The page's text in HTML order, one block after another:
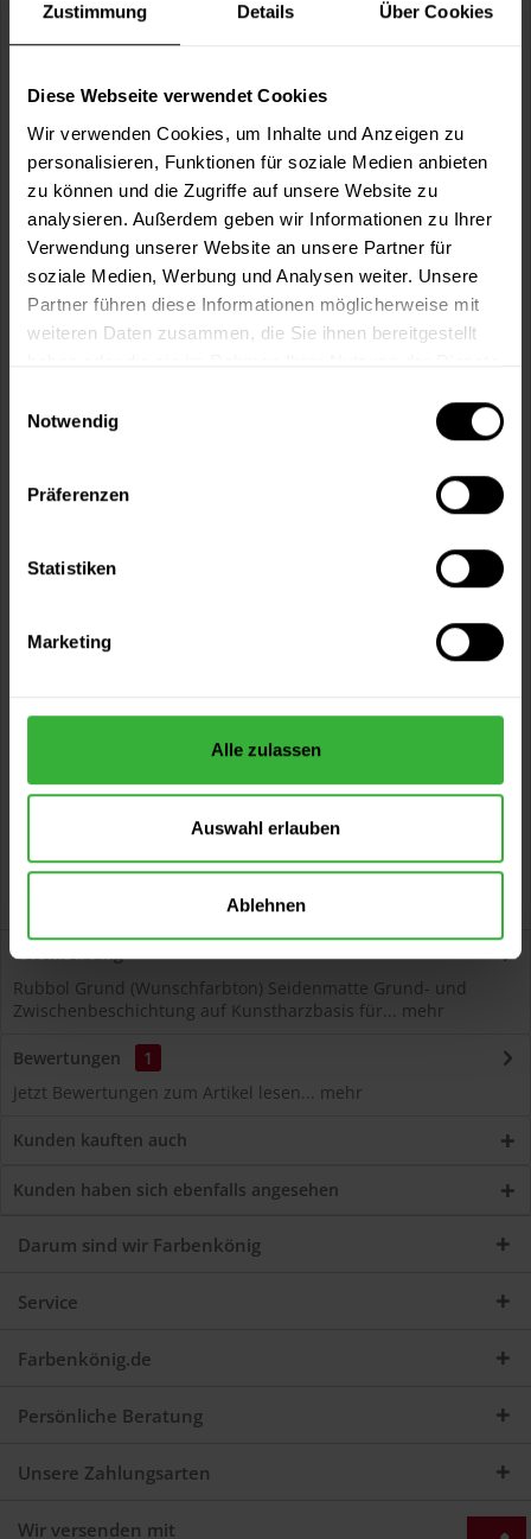
Zustimmung Details Über Cookies
Diese Webseite verwendet Cookies
Wir verwenden Cookies, um Inhalte und Anzeigen zu
personalisieren, Funktionen für soziale Medien anbieten
zu können und die Zugriffe auf unsere Website zu
analysieren. Außerdem geben wir Informationen zu Ihrer
Verwendung unserer Website an unsere Partner für
soziale Medien, Werbung und Analysen weiter. Unsere
Partner führen diese Informationen möglicherweise mit
weiteren Daten zusammen, die Sie ihnen bereitgestellt
Notwendig
Präferenzen
Statistiken
Marketing
Alle zulassen
Auswahl erlauben
Ablehnen
Kollektion:
Wunschfarbcode*:
In den Warenkorb
Merken
Kostenloser Versand ab 60 EUR
Versand innerhalb von 48h*
Beschreibung
Rubbol Grund (Wunschfarbton) Seidenmatte Grund- und
Zwischenbeschichtung auf Kunstharzbasis für... mehr
Bewertungen
1
Jetzt Bewertungen zum Artikel lesen... mehr
Kunden kauften auch
Kunden haben sich ebenfalls angesehen
Darum sind wir Farbenkönig
Service
Farbenkönig.de
Persönliche Beratung
Unsere Zahlungsarten
Wir versenden mit